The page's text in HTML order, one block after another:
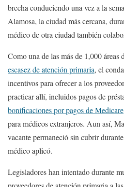
brecha conduciendo una vez a la
Alamosa, la ciudad más cercana,
médico de otra ciudad también
Como una de las más de 1,000 áreas
escasez de atención primaria, el
incentivos para ofrecer a los
practicar allí, incluidos pagos de
bonificaciones por pagos de Medicare
para médicos extranjeros. Aun así,
vacante permaneció sin cubrir
médico aplicó.
Legisladores han intentado durante